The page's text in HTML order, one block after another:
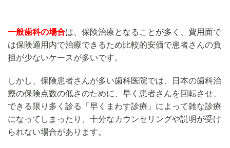
一般歯科の場合は、保険治療となることが多く、費用面で
は保険適用内で治療できるため比較的安価で患者さんの負
担が少ないケースが多いです。
しかし、保険患者さんが多い歯科医院では、日本の歯科治
療の保険点数の低さのために、早く患者さんを回転させ、
できる限り多く診る「早くまわす診療」によって雑な診療
になってしまったり、十分なカウンセリングや説明が受け
られない場合があります。